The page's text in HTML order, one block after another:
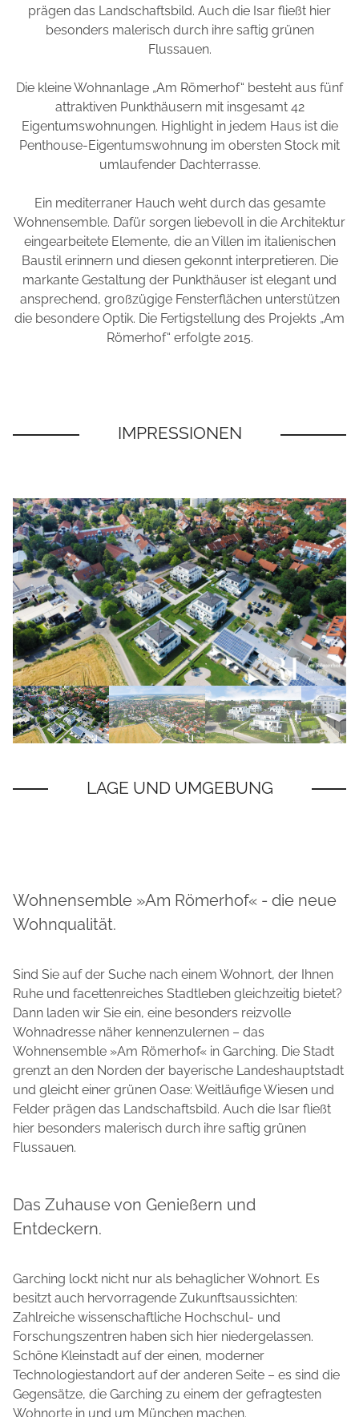
prägen das Landschaftsbild. Auch die Isar fließt hier
besonders malerisch durch ihre saftig grünen
Flussauen.
Die kleine Wohnanlage „Am Römerhof“ besteht aus fünf
attraktiven Punkthäusern mit insgesamt 42
Eigentumswohnungen. Highlight in jedem Haus ist die
Penthouse-Eigentumswohnung im obersten Stock mit
umlaufender Dachterrasse.
Ein mediterraner Hauch weht durch das gesamte
Wohnensemble. Dafür sorgen liebevoll in die Architektur
eingearbeitete Elemente, die an Villen im italienischen
Baustil erinnern und diesen gekonnt interpretieren. Die
markante Gestaltung der Punkthäuser ist elegant und
ansprechend, großzügige Fensterflächen unterstützen
die besondere Optik. Die Fertigstellung des Projekts „Am
Römerhof“ erfolgte 2015.
Wohnensemble »Am Römerhof« - die neue
Wohnqualität.
Sind Sie auf der Suche nach einem Wohnort, der Ihnen
Ruhe und facettenreiches Stadtleben gleichzeitig bietet?
Dann laden wir Sie ein, eine besonders reizvolle
Wohnadresse näher kennenzulernen – das
Wohnensemble »Am Römerhof« in Garching. Die Stadt
grenzt an den Norden der bayerische Landeshauptstadt
und gleicht einer grünen Oase: Weitläufige Wiesen und
Felder prägen das Landschaftsbild. Auch die Isar fließt
hier besonders malerisch durch ihre saftig grünen
Flussauen.
Das Zuhause von Genießern und
Entdeckern.
Garching lockt nicht nur als behaglicher Wohnort. Es
besitzt auch hervorragende Zukunftsaussichten:
Zahlreiche wissenschaftliche Hochschul- und
Forschungszentren haben sich hier niedergelassen.
Schöne Kleinstadt auf der einen, moderner
Technologiestandort auf der anderen Seite – es sind die
Gegensätze, die Garching zu einem der gefragtesten
Wohnorte in und um München machen.